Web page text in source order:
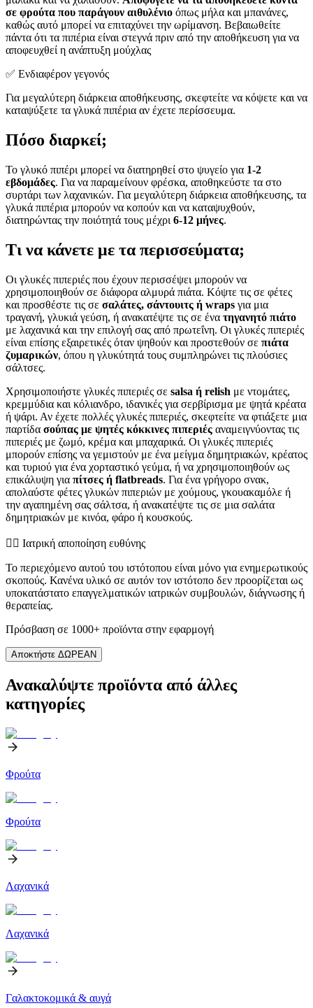
σε φρούτα που παράγουν αιθυλένιο όπως μήλα και μπανάνες,
καθώς αυτό μπορεί να επιταχύνει την ωρίμανση. Βεβαιωθείτε
πάντα ότι τα πιπέρια είναι στεγνά πριν από την αποθήκευση για να
αποφευχθεί η ανάπτυξη μούχλας
✅ Ενδιαφέρον γεγονός
Για μεγαλύτερη διάρκεια αποθήκευσης, σκεφτείτε να κόψετε και να
καταψύξετε τα γλυκά πιπέρια αν έχετε περίσσευμα.
Πόσο διαρκεί;
Το γλυκό πιπέρι μπορεί να διατηρηθεί στο ψυγείο για 1-2
εβδομάδες. Για να παραμείνουν φρέσκα, αποθηκεύστε τα στο
συρτάρι των λαχανικών. Για μεγαλύτερη διάρκεια αποθήκευσης, τα
γλυκά πιπέρια μπορούν να κοπούν και να καταψυχθούν,
διατηρώντας την ποιότητά τους μέχρι 6-12 μήνες.
Τι να κάνετε με τα περισσεύματα;
Οι γλυκές πιπεριές που έχουν περισσέψει μπορούν να
χρησιμοποιηθούν σε διάφορα αλμυρά πιάτα. Κόψτε τις σε φέτες
και προσθέστε τις σε σαλάτες, σάντουιτς ή wraps για μια
τραγανή, γλυκιά γεύση, ή ανακατέψτε τις σε ένα τηγανητό πιάτο
με λαχανικά και την επιλογή σας από πρωτεΐνη. Οι γλυκές πιπεριές
είναι επίσης εξαιρετικές όταν ψηθούν και προστεθούν σε πιάτα
ζυμαρικών, όπου η γλυκύτητά τους συμπληρώνει τις πλούσιες
σάλτσες.
Χρησιμοποιήστε γλυκές πιπεριές σε salsa ή relish με ντομάτες,
κρεμμύδια και κόλιανδρο, ιδανικές για σερβίρισμα με ψητά κρέατα
ή ψάρι. Αν έχετε πολλές γλυκές πιπεριές, σκεφτείτε να φτιάξετε μια
παρτίδα σούπας με ψητές κόκκινες πιπεριές αναμειγνύοντας τις
πιπεριές με ζωμό, κρέμα και μπαχαρικά. Οι γλυκές πιπεριές
μπορούν επίσης να γεμιστούν με ένα μείγμα δημητριακών, κρέατος
και τυριού για ένα χορταστικό γεύμα, ή να χρησιμοποιηθούν ως
επικάλυψη για πίτσες ή flatbreads. Για ένα γρήγορο σνακ,
απολαύστε φέτες γλυκών πιπεριών με χούμους, γκουακαμόλε ή
την αγαπημένη σας σάλτσα, ή ανακατέψτε τις σε μια σαλάτα
δημητριακών με κινόα, φάρο ή κουσκούς.
👨‍⚕️️ Ιατρική αποποίηση ευθύνης
Το περιεχόμενο αυτού του ιστότοπου είναι μόνο για ενημερωτικούς
σκοπούς. Κανένα υλικό σε αυτόν τον ιστότοπο δεν προορίζεται ως
υποκατάστατο επαγγελματικών ιατρικών συμβουλών, διάγνωσης ή
θεραπείας.
Πρόσβαση σε 1000+ προϊόντα στην εφαρμογή
Αποκτήστε ΔΩΡΕΑΝ
Ανακαλύψτε προϊόντα από άλλες
κατηγορίες
Φρούτα
Φρούτα
Λαχανικά
Λαχανικά
Γαλακτοκομικά & αυγά